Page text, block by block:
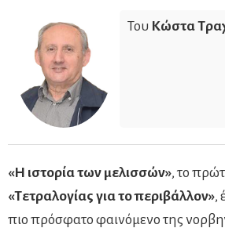
Του Κώστα
«Η ιστορία των μελισσών», το
«Τετραλογίας για το περιβάλλον»,
πιο πρόσφατο φαινόμενο της